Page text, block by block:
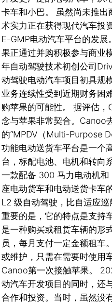
卡车和小巴。 虽然尚未推出
术实力正在获得现代汽车投
E-GMP电动汽车平台的发展
果正通过并购积极参与商业
年自动驾驶技术初创公司
动驾驶电动汽车项目初具规
业务连续性受到近期财务困
购苹果的可能性。 据评估
念与苹果非常契合。Canoo
的“MPDV（Multi-Purpose
功能电动送货车平台是一个
台，标配电池、电机和转向
一款配备 300 马力电动机
座电动货车和电动送货卡车
L2 级自动驾驶，比自适应
重要的是，它的特点是支持
是一种购买或租赁车辆的形
员，每月支付一定金额租车
或维护，只需在需要时使用
Canoo第一次接触苹果。
动汽车开发项目的同时，还
合作和投资。当时，虽然没